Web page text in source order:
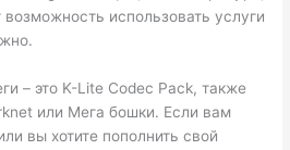
использовать услуги
– это K-Lite Codec Pack, также
или Мега бошки. Если вам
вы хотите пополнить свой